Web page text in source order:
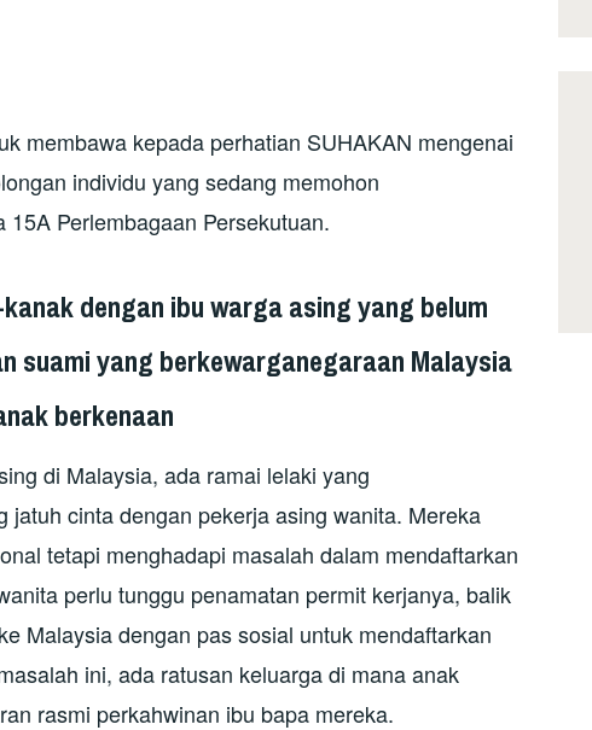
membawa kepada perhatian SUHAKAN mengenai
individu yang sedang memohon
Perlembagaan Persekutuan.
dengan ibu warga asing yang belum
suami yang berkewarganegaraan Malaysia
berkenaan
di Malaysia, ada ramai lelaki yang
jatuh cinta dengan pekerja asing wanita. Mereka
tetapi menghadapi masalah dalam mendaftarkan
perlu tunggu penamatan permit kerjanya, balik
Malaysia dengan pas sosial untuk mendaftarkan
ini, ada ratusan keluarga di mana anak
rasmi perkahwinan ibu bapa mereka.